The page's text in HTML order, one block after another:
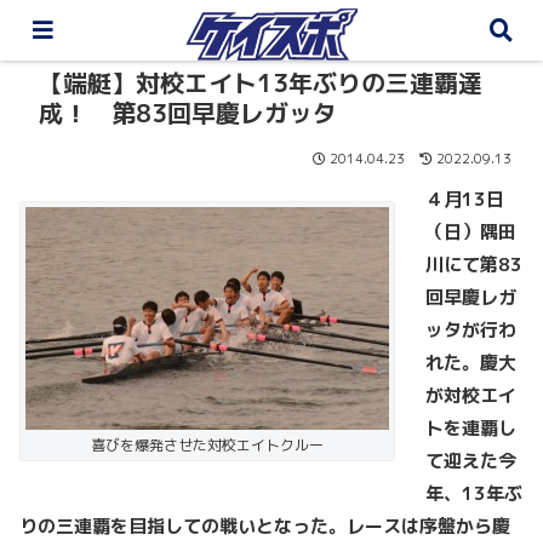
【端艇】対校エイト13年ぶりの三連覇達
成！ 第83回早慶レガッタ
2014.04.23 2022.09.13
喜びを爆発させた対校エイトクルー
４月13日
（日）隅田
川にて第83
回早慶レガ
ッタが行わ
れた。慶大
が対校エイ
トを連覇し
て迎えた今
年、13年ぶ
りの三連覇を目指しての戦いとなった。レースは序盤から慶